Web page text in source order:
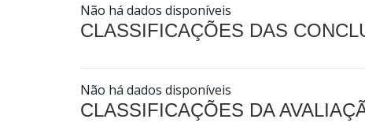
Não há dados disponíveis
CLASSIFICAÇÕES DAS
Não há dados disponíveis
CLASSIFICAÇÕES DA